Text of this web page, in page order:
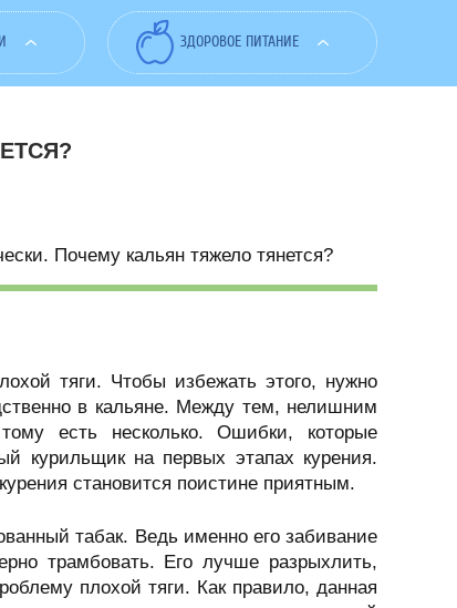
ЗДОРОВОЕ ПИТАНИЕ
Почему кальян тяжело тянется?
тяги. Чтобы избежать этого, нужно
в кальяне. Между тем, нелишним
есть несколько. Ошибки, которые
курильщик на первых этапах курения.
становится поистине приятным.
табак. Ведь именно его забивание
трамбовать. Его лучше разрыхлить,
плохой тяги. Как правило, данная